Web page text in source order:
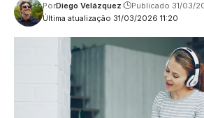
Última atualização 31/03/2026 11:20
PorDiego Velázquez Publicado 31/03/